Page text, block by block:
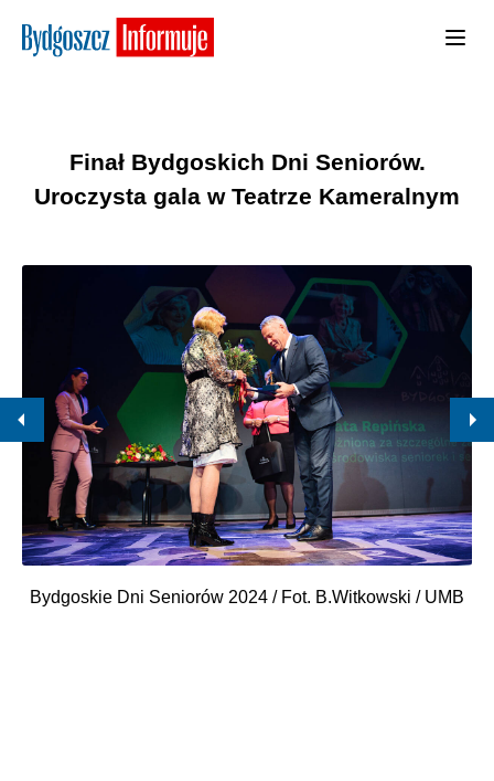
Finał Bydgoskich Dni Seniorów.
Uroczysta gala w Teatrze Kameralnym
Bydgoskie Dni Seniorów 2024 / Fot. B.Witkowski / UMB